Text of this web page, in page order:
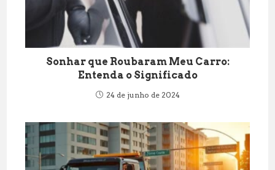
Sonhar que Roubaram Meu Carro:
Entenda o Significado
24 de junho de 2024